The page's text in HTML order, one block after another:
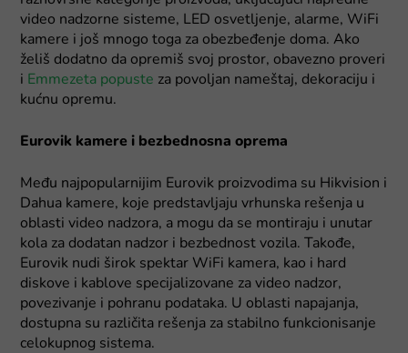
video nadzorne sisteme, LED osvetljenje, alarme, WiFi
kamere i još mnogo toga za obezbeđenje doma. Ako
želiš dodatno da opremiš svoj prostor, obavezno proveri
i Emmezeta popuste za povoljan nameštaj, dekoraciju i
kućnu opremu.
Eurovik kamere i bezbednosna oprema
Među najpopularnijim Eurovik proizvodima su Hikvision i
Dahua kamere, koje predstavljaju vrhunska rešenja u
oblasti video nadzora, a mogu da se montiraju i unutar
kola za dodatan nadzor i bezbednost vozila. Takođe,
Eurovik nudi širok spektar WiFi kamera, kao i hard
diskove i kablove specijalizovane za video nadzor,
povezivanje i pohranu podataka. U oblasti napajanja,
dostupna su različita rešenja za stabilno funkcionisanje
celokupnog sistema.